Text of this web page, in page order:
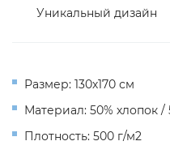
Уникальный дизайн
Размер: 130х170 см
Материал: 50% хлопок /
Плотность: 500 г/м2